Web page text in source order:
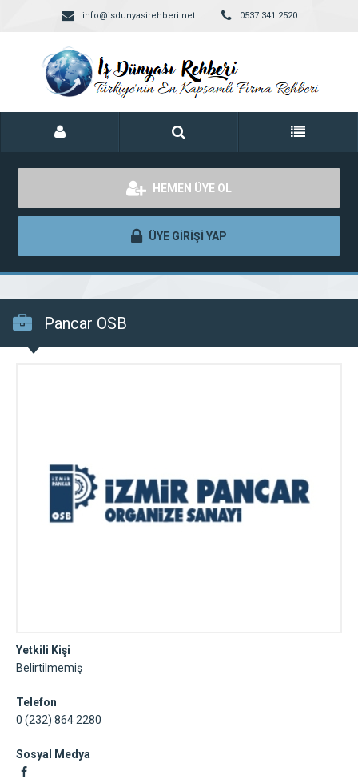
info@isdunyasirehberi.net 0537 341 2520
HEMEN ÜYE OL
ÜYE GİRİŞİ YAP
Pancar OSB
Yetkili Kişi
Belirtilmemiş
Telefon
0 (232) 864 2280
Sosyal Medya